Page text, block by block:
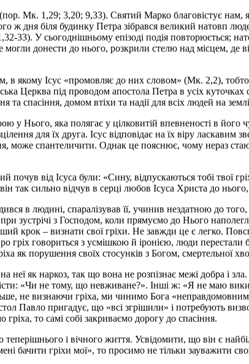
Мк. 1,29; 3,20; 9,33). Святий Марко благовістує нам,
ж дня біля будинку Петра зібрався великий натовп
33). У сьогоднішньому епізоді подія повторюється;
могли донести до нього, розкрили стелю над місцем, де
якому Ісус «промовляє до них словом» (Мк. 2,2),
Церква під проводом апостола Петра в усіх куточках
спасіння, домом втіхи та надії для всіх людей на
у Нього, яка полягає у цілковитій впевненості в
для їх друга. Ісус відповідає на їх віру ласкавим
може спантеличити. Однак це пояснює, чому нераз
почув від Ісуса були: «Сину, відпускаються тобі твої
так сильно відчув в серці любов Ісуса Христа до
в людині, спаралізував її, учинив нездатною до
зустрічі з Господом, коли прямуємо до Нього
крок – визнати свої гріхи. Не завжди це є легко.
гріх говориться з усмішкою й іронією, люди перестали
як порушення своїх стосунків з Богом, смертельної
неї як наркоз, так що вона не розпізнає межі добра і
«Чи не тому, що невживане?». Інші ж: «Я не маю
не визнаючи гріха, ми чинимо Бога
Павло пригадує, що «всі згрішили» і потребують
то самі собі закриваємо дорогу до спасіння.
теперішнього і вічного життя. Усвідомити, що він є
гріхи мої», то просимо не тільки зауважити свою